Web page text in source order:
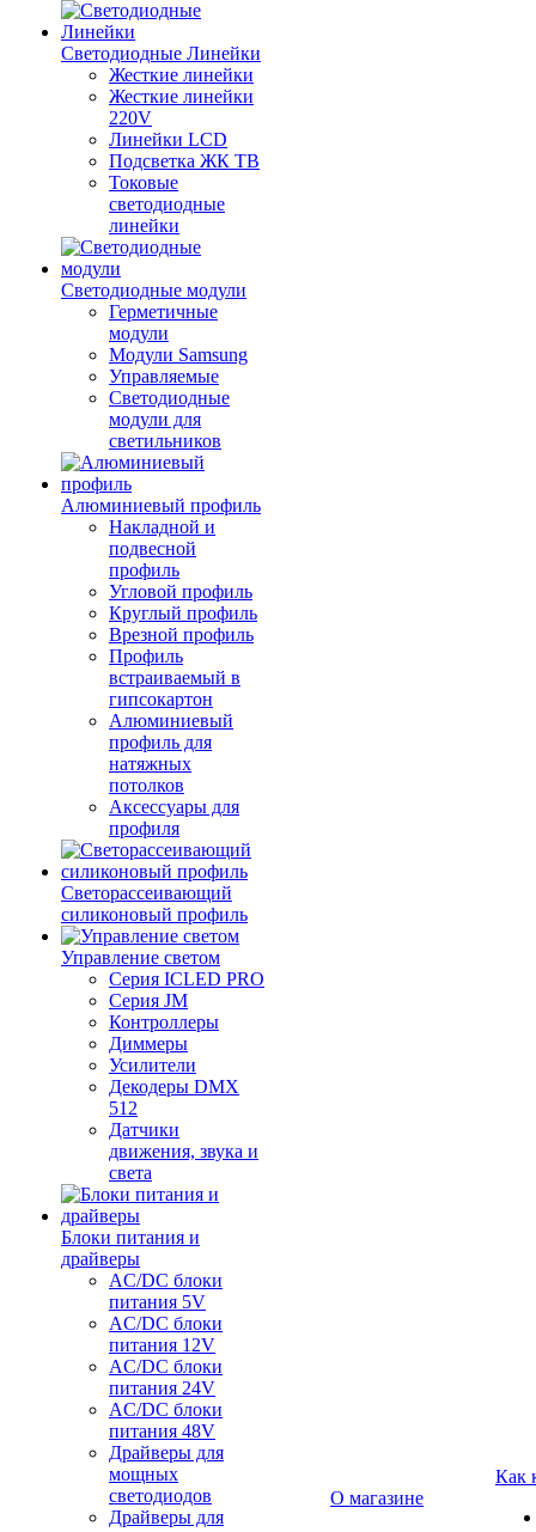
Светодиодные Линейки
Жесткие линейки
Жесткие линейки
220V
Линейки LCD
Подсветка ЖК ТВ
Токовые
светодиодные
линейки
Светодиодные модули
Герметичные
модули
Модули Samsung
Управляемые
Светодиодные
модули для
светильников
Алюминиевый профиль
Накладной и
подвесной
профиль
Угловой профиль
Круглый профиль
Врезной профиль
Профиль
встраиваемый в
гипсокартон
Алюминиевый
профиль для
натяжных
потолков
Аксессуары для
профиля
Светорассеивающий
силиконовый профиль
Управление светом
Серия ICLED PRO
Серия JM
Контроллеры
Диммеры
Усилители
Декодеры DMX
512
Датчики
движения, звука и
света
Блоки питания и
драйверы
AC/DC блоки
питания 5V
AC/DC блоки
питания 12V
AC/DC блоки
питания 24V
AC/DC блоки
питания 48V
Драйверы для
мощных
светодиодов
Драйверы для
О магазине
Как